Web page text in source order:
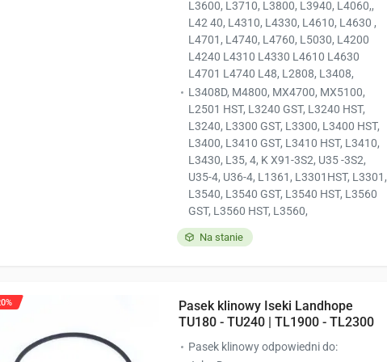
Na stanie
L3600, L3710, L3800, L3940, L4060,,
L42 40, L4310, L4330, L4610, L4630 ,
L4701, L4740, L4760, L5030, L4200
L4240 L4310 L4330 L4610 L4630
L4701 L4740 L48, L2808, L3408,
L3408D, M4800, MX4700, MX5100,
L2501 HST, L3240 GST, L3240 HST,
L3240, L3300 GST, L3300, L3400 HST,
L3400, L3410 GST, L3410 HST, L3410,
L3430, L35, 4, K X91-3S2, U35 -3S2,
U35-4, U36-4, L1361, L3301HST, L3301,
L3540, L3540 GST, L3540 HST, L3560
GST, L3560 HST, L3560,
Pasek klinowy Iseki Landhope
TU180 - TU240 | TL1900 - TL2300
Pasek klinowy odpowiedni do: